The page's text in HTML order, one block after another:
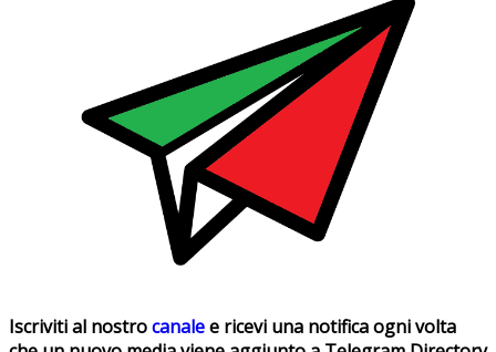
Iscriviti al nostrocanalee ricevi una notifica ogni volta